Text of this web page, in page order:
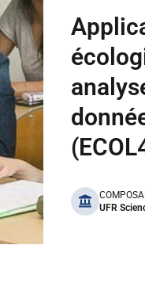
benefits
UFR